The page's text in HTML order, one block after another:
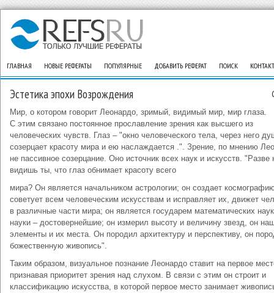
ГЛАВНАЯ НОВЫЕ РЕФЕРАТЫ ПОПУЛЯРНЫЕ ДОБАВИТЬ РЕФЕРАТ ПОИСК
Эстетика эпохи Возрождения
Мир, о котором говорит Леонардо, зримый, видимый мир, мир глаза.
С этим связано постоянное прославление зрения как высшего из
человеческих чувств. Глаз – "окно человеческого тела, через него
созерцает красоту мира и ею наслаждается .". Зрение, по мнению
не пассивное созерцание. Оно источник всех наук и искусств. "Разве
видишь ты, что глаз обнимает красоту всего
мира? Он является начальником астрологии; он создает
советует всем человеческим искусствам и исправляет их, движет
в различные части мира; он является государем математических
науки – достовернейшие; он измерил высоту и величину звезд, он
элементы и их места. Он породил архитектуру и перспективу, он
божественную живопись".
Таким образом, визуальное познание Леонардо ставит на первое
признавая приоритет зрения над слухом. В связи с этим он строит и
классификацию искусства, в которой первое место занимает